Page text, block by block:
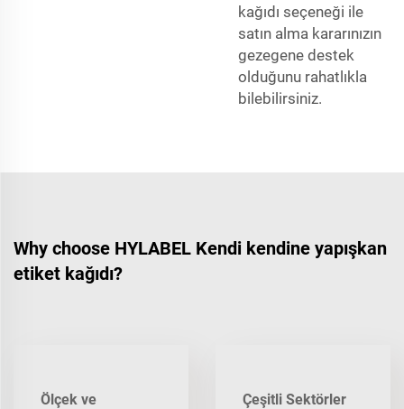
kağıdı seçeneği ile
satın alma kararınızın
gezegene destek
olduğunu rahatlıkla
bilebilirsiniz.
Why choose HYLABEL Kendi kendine yapışkan
etiket kağıdı?
Ölçek ve
Çeşitli Sektörler